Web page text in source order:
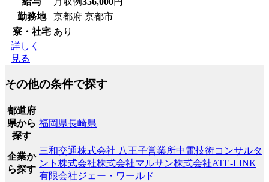
勤務地
京都府 京都市
寮・社宅 あり
詳しく
見る
その他の条件で探す
都道府
県から
探す
福岡県長崎県
企業か
ら探す
三和交通株式会社 八王子営業所中電技術コンサルタ
ント株式会社株式会社マルサン株式会社ATE-LINK
有限会社ジェー・ワールド